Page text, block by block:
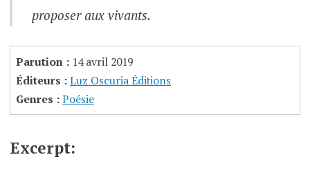
proposer aux vivants.
Parution : 14 avril 2019
Éditeurs :Luz Oscuria Éditions
Genres :Poésie
Excerpt: